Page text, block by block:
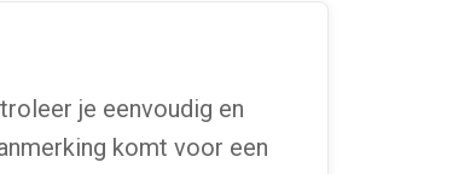
je eenvoudig en
komt voor een